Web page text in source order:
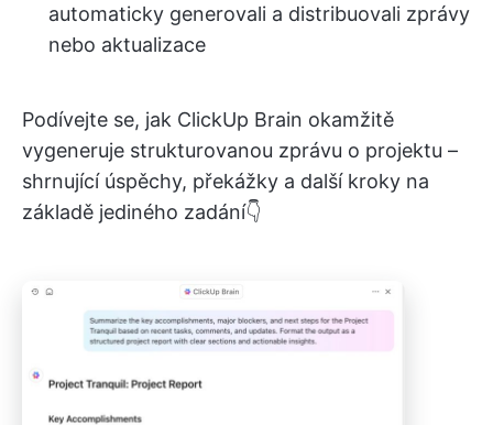
automaticky generovali a distribuovali zprávy
nebo aktualizace
Podívejte se, jak ClickUp Brain okamžitě
vygeneruje strukturovanou zprávu o projektu –
shrnující úspěchy, překážky a další kroky na
základě jediného zadání👇